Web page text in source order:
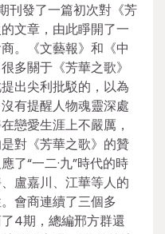
刊發了一篇初次對《芳
文章，由此睜開了一
。《文藝報》和《中
多關于《芳華之歌》
出尖利批駁的，以為
有提醒人物魂靈深處
戀愛生涯上不嚴厲，
對《芳華之歌》的贊
了“一二·九”時代的時
盧嘉川、江華等人的
會商連續了三個多
4期，總編邢方群還